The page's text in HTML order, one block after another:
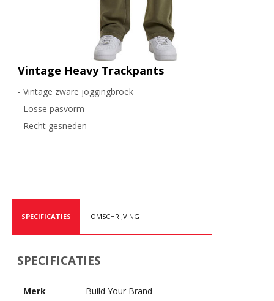
Vintage Heavy Trackpants
- Vintage zware joggingbroek
- Losse pasvorm
- Recht gesneden
SPECIFICATIES OMSCHRIJVING
SPECIFICATIES
Merk Build Your Brand